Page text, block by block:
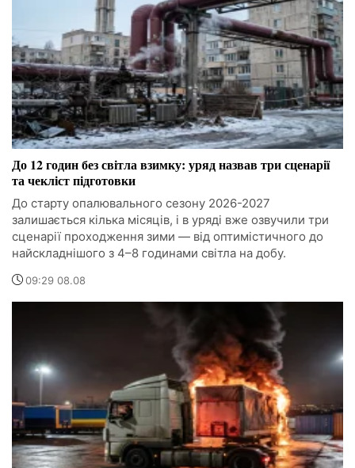
До 12 годин без світла взимку: уряд назвав три сценарії
та чекліст підготовки
До старту опалювального сезону 2026-2027
залишається кілька місяців, і в уряді вже озвучили три
сценарії проходження зими — від оптимістичного до
найскладнішого з 4–8 годинами світла на добу.
09:29 08.08